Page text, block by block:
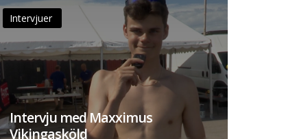
Intervjuer
Intervju med Maxximus
Vikingasköld